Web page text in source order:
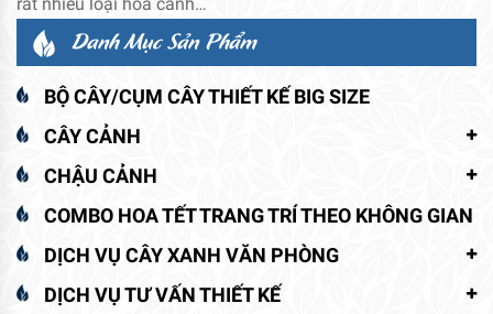
Danh Mục Sản Phẩm
BỘ CÂY/CỤM CÂY THIẾT KẾ BIG SIZE
CÂY CẢNH
CHẬU CẢNH
COMBO HOA TẾT TRANG TRÍ THEO KHÔNG GIAN
DỊCH VỤ CÂY XANH VĂN PHÒNG
DỊCH VỤ TƯ VẤN THIẾT KẾ